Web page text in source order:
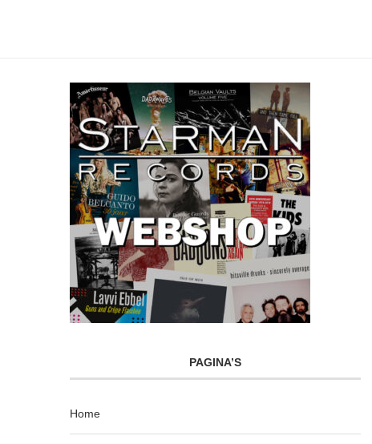
PAGINA’S
Home